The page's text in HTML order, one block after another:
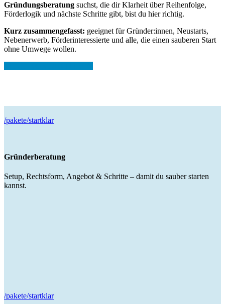
Gründungsberatung suchst, die dir Klarheit über Reihenfolge,
Förderlogik und nächste Schritte gibt, bist du hier richtig.
Kurz zusammengefasst: geeignet für Gründer:innen, Neustarts,
Nebenerwerb, Förderinteressierte und alle, die einen sauberen Start
ohne Umwege wollen.
/pakete/startklar
Gründerberatung
Setup, Rechtsform, Angebot & Schritte – damit du sauber starten
kannst.
/pakete/startklar